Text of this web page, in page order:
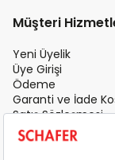
Müşteri
Yeni Üyelik
Üye Girişi
Ödeme
Garanti ve İade
Satış Sözleşmesi
Üyelik Sözleşmesi
İletişim